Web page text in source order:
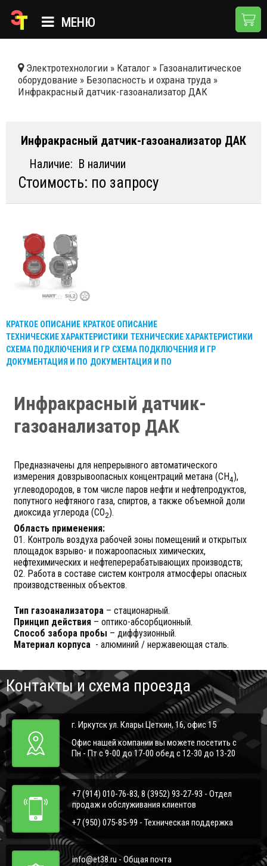
МЕНЮ
КАТАЛОГ
НОВОСТИ
ДОСТАВКА И ОПЛАТА
КОНТАКТЫ
Электротехнологии » Каталог » Газоаналитическое
оборудование » Безопасность и охрана труда »
Инфракрасный датчик-газоанализатор ДАК
Инфракрасный датчик-газоанализатор ДАК
Наличие: В наличии
Стоимость: по запросу
КРАТКОЕ ОПИСАНИЕ КРАТКОЕ ОПИСАНИЕ
ТЕХНИЧЕСКИЕ ХАРАКТЕРИСТИКИ ТЕХНИЧЕСКИЕ ХАРАКТЕРИСТИКИ
СХЕМА ПОДКЛЮЧЕНИЯ И ГР СХЕМА ПОДКЛЮЧЕНИЯ И ГР
ДОКУМЕНТАЦИЯ И ПО ДОКУМЕНТАЦИЯ И ПО
Инфракрасный датчик-
газоанализатор ДАК
Предназначены для непрерывного автоматического
измерения довзрывоопасных концентраций метана (СН4),
углеводородов, в том числе паров нефти и нефтепродуктов,
попутного нефтяного газа, спиртов, а также объемной доли
диоксида углерода (СО2).
Область применения:
01. Контроль воздуха рабочей зоны помещений и открытых
площадок взрыво- и пожароопасных химических,
нефтехимических и нефтеперерабатывающих производств;
02. Работа в составе систем контроля атмосферы опасных
производственных объектов.
Тип газоанализатора– стационарный.
Принцип действия– оптико-абсорбционный.
Способ забора пробы – диффузионный.
Материал корпуса - алюминий / нержавеющая сталь.
Контакты и схема проезда
г. Иркутск ул. Клары Цеткин, 16, офис 15
Офис нашей компании вы можете посетить с
Пн - Пт с 9-00 до 17-00 обед с 12-30 до 13-20
+7 (914) 010-76-83, 8 (3952) 93-27-93 - Отдел
продаж и обслуживания клиентов
+7 (950) 075-85-99 - Техническая поддержка
info@et38.ru - Общая почта